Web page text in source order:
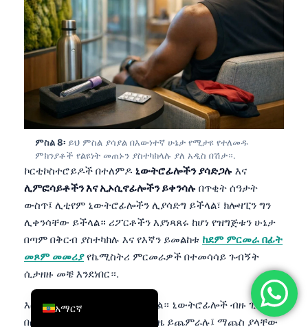
ምስል 8፡ ይህ ምስል ያሳያል በእውነተኛ ሁኔታ የሚታዩ የተለመዱ
ምክንያቶች የልዩነት መጠኑን ያስተካክላሉ ያለ አዲስ በሽታ።.
ኮርቲኮስተሮይዶች በተለምዶ ኒውትሮፊሎችን ያሳድጋሉ እና
ሊምፎሳይቶችን እና ኢኦሲኖፊሎችን ይቀንሳሉ በጥቂት ሰዓታት
ውስጥ፤ ሊቲየም ኒውትሮፊሎችን ሊያሳድግ ይችላል፣ ክሎዛፒን ግን
ሊቀንሳቸው ይችላል። ሪፖርቶችን እያነጻጸሩ ከሆነ የዝግጅቱን ሁኔታ
በጣም በቅርብ ያስተካክሉ እና የእኛን ይመልከቱ ከደም ምርመራ በፊት
መጾም መመሪያየኬሚስትሪ ምርመራዎች በተመሳሳይ ጉብኝት
ሲታዘዙ መቼ እንደነበር።.
እርግዝና የማጣቀሻ ክፈፉን ይቀይራል። ኒውትሮፊሎች ብዙ ጊዜ
በሶስተኛው ሩብ ወር እና በወሊድ ጊዜ ይጨምራሉ፤ ማጨስ ያላቸው
አማርኛ
Deutsch
العربية
Français
עִבְרִית
Italiano
Español
Português
Ελληνικά
Türkçe
简体中文
فارسی